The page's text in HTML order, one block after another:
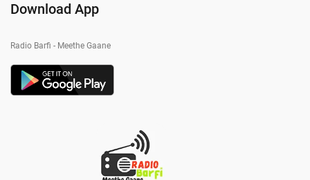
Download App
Radio Barfi - Meethe Gaane